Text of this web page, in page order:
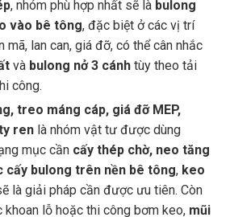
vào bê tông, đặc biệt ở các vị trí
mã, lan can, giá đỡ, có thể cân nhắc
và bulong nở 3 cánh tùy theo tải
công.
treo máng cáp, giá đỡ MEP,
renlà nhóm vật tư được dùng
mục cầncấy thép chờ, neo tăng
cấy bulong trên nền bê tông, keo
là giải pháp cần được ưu tiên. Còn
khoan lỗ hoặc thi công bơm keo,mũi